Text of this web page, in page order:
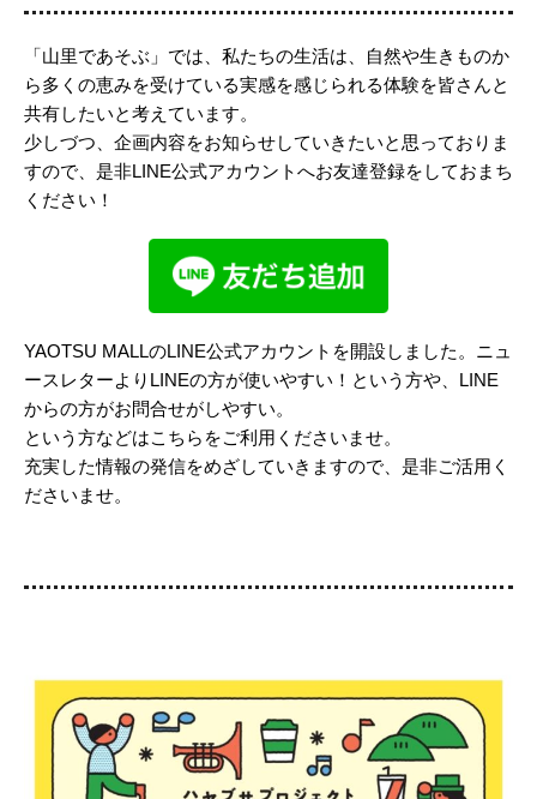
「山里であそぶ」では、私たちの生活は、自然や生きものか
ら多くの恵みを受けている実感を感じられる体験を皆さんと
共有したいと考えています。
少しづつ、企画内容をお知らせしていきたいと思っておりま
すので、是非LINE公式アカウントへお友達登録をしておまち
ください！
YAOTSU MALLのLINE公式アカウントを開設しました。ニュ
ースレターよりLINEの方が使いやすい！という方や、LINE
からの方がお問合せがしやすい。
という方などはこちらをご利用くださいませ。
充実した情報の発信をめざしていきますので、是非ご活用く
ださいませ。